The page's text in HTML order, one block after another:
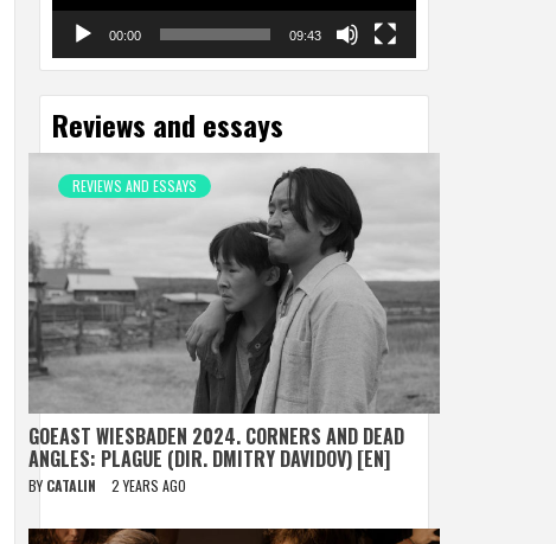
00:00 09:43
Reviews and essays
REVIEWS AND ESSAYS
GOEAST WIESBADEN 2024. CORNERS AND DEAD
ANGLES: PLAGUE (DIR. DMITRY DAVIDOV) [EN]
BY CATALIN 2 YEARS AGO